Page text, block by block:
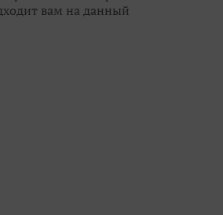
вам на данный
куда проще, чем
«плюса» или
по-своему